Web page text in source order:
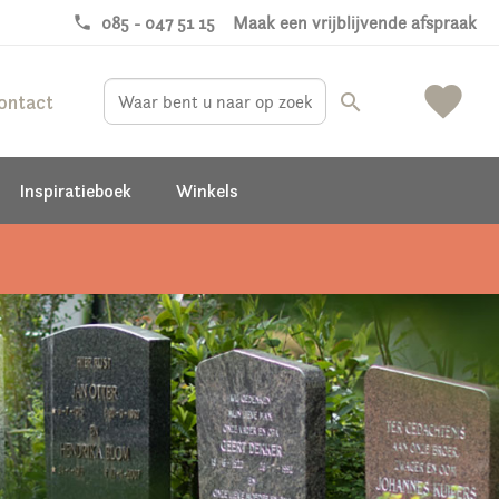
phone 085 - 047 51 15 Maak een vrijblijvende afspraak
favorite
search
Inspiratieboek Winkels